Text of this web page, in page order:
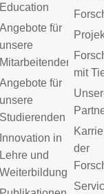
Education
Angebote für
unsere
Mitarbeitenden
Angebote für
unsere
Studierenden
Innovation in
Lehre und
Weiterbildung
mit
der